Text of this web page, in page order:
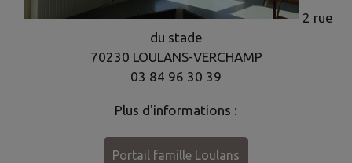
2 rue
du stade
70230 LOULANS-VERCHAMP
03 84 96 30 39
Plus d'informations :
Portail famille Loulans